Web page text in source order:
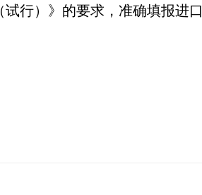
行）》的要求，准确填报进口